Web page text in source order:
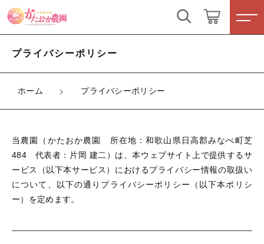
プライバシーポリシー
ホーム プライバシーポリシー
当農園（かたおか農園 所在地：和歌山県日高郡みなべ町芝
484 代表者：片岡 建二）は、本ウェブサイト上で提供するサ
ービス（以下本サービス）におけるプライバシー情報の取扱い
について、以下の通りプライバシーポリシー（以下本ポリシ
ー）を定めます。
ログイン / 会員登録
お気に入り
すべての商品
食べ物
梅干し
梅干し
ふるさと納税
こだわり検索
価格帯
～
在庫あり セール